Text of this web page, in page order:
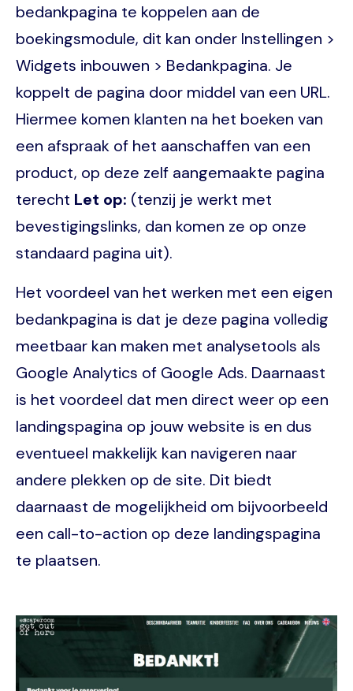
bedankpagina te koppelen aan de
boekingsmodule, dit kan onder Instellingen >
Widgets inbouwen > Bedankpagina. Je
koppelt de pagina door middel van een URL.
Hiermee komen klanten na het boeken van
een afspraak of het aanschaffen van een
product, op deze zelf aangemaakte pagina
terecht Let op: (tenzij je werkt met
bevestigingslinks, dan komen ze op onze
standaard pagina uit).
Het voordeel van het werken met een eigen
bedankpagina is dat je deze pagina volledig
meetbaar kan maken met analysetools als
Google Analytics of Google Ads. Daarnaast
is het voordeel dat men direct weer op een
landingspagina op jouw website is en dus
eventueel makkelijk kan navigeren naar
andere plekken op de site. Dit biedt
daarnaast de mogelijkheid om bijvoorbeeld
een call-to-action op deze landingspagina
te plaatsen.
Image